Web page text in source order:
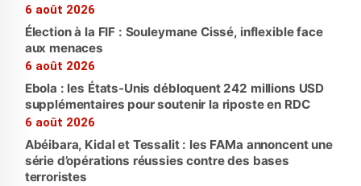
6 août 2026
Élection à la FIF : Souleymane Cissé, inflexible face
aux menaces
6 août 2026
Ebola : les États-Unis débloquent 242 millions USD
supplémentaires pour soutenir la riposte en RDC
6 août 2026
Abéibara, Kidal et Tessalit : les FAMa annoncent une
série d’opérations réussies contre des bases
terroristes